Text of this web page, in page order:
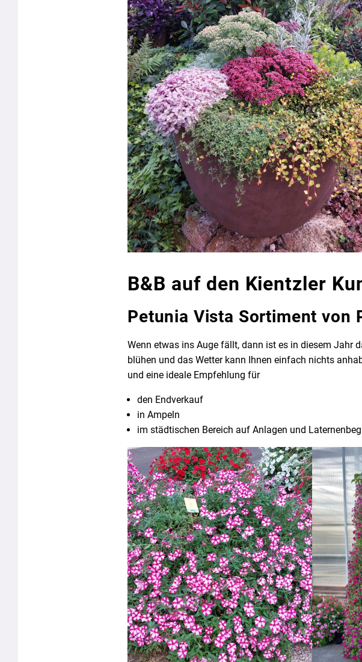
B&B auf den Kientzler
Petunia Vista Sortiment von
Wenn etwas ins Auge fällt, dann ist es in diesem Jahr
blühen und das Wetter kann Ihnen einfach nichts
und eine ideale Empfehlung für
den Endverkauf
in Ampeln
im städtischen Bereich auf Anlagen und